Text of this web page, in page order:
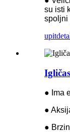
su isti
spoljni
upit
● Ima
●
●